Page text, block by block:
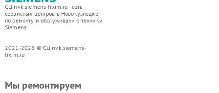
СЦ nvk.siemens-fixim.ru - сеть
сервисных центров в Новокузнецке
по ремонту и обслуживанию техники
Siemens
2021-2026 © СЦ nvk.siemens-
fixim.ru
Мы ремонтируем